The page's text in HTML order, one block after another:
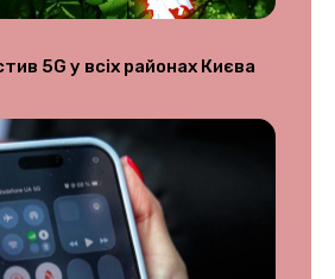
5G у всіх районах Києва